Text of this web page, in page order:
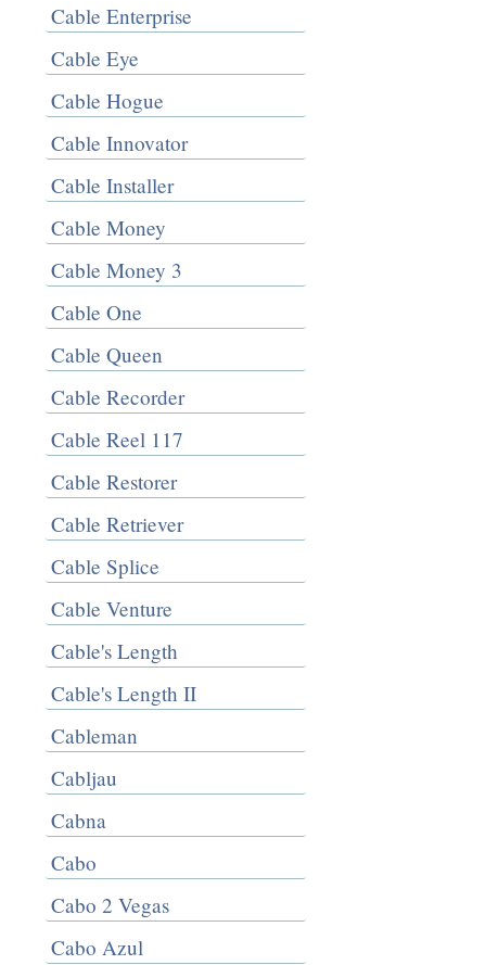
Cable Enterprise
Cable Eye
Cable Hogue
Cable Innovator
Cable Installer
Cable Money
Cable Money 3
Cable One
Cable Queen
Cable Recorder
Cable Reel 117
Cable Restorer
Cable Retriever
Cable Splice
Cable Venture
Cable's Length
Cable's Length II
Cableman
Cabljau
Cabna
Cabo
Cabo 2 Vegas
Cabo Azul